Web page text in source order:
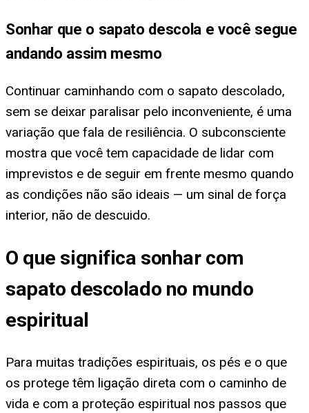
Sonhar que o sapato descola e você segue
andando assim mesmo
Continuar caminhando com o sapato descolado,
sem se deixar paralisar pelo inconveniente, é uma
variação que fala de resiliência. O subconsciente
mostra que você tem capacidade de lidar com
imprevistos e de seguir em frente mesmo quando
as condições não são ideais — um sinal de força
interior, não de descuido.
O que significa sonhar com
sapato descolado no mundo
espiritual
Para muitas tradições espirituais, os pés e o que
os protege têm ligação direta com o caminho de
vida e com a proteção espiritual nos passos que